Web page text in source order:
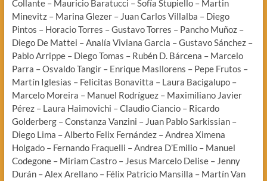
Collante – Mauricio Baratucci – Sofía Stupiello – Martin
Minevitz – Marina Glezer – Juan Carlos Villalba – Diego
Pintos – Horacio Torres – Gustavo Torres – Pancho Muñoz –
Diego De Mattei – Analía Viviana Garcia – Gustavo Sánchez –
Pablo Arrippe – Diego Tomas – Rubén D. Bárcena – Marcelo
Parra – Osvaldo Tangir – Enrique Masllorens – Pepe Frutos –
Martín Iglesias – Felicitas Bonavitta – Laura Bacigalupo –
Marcelo Moreira – Manuel Rodríguez – Maximiliano Javier
Pérez – Laura Haimovichi – Claudio Ciancio – Ricardo
Golderberg – Constanza Vanzini – Juan Pablo Sarkissian –
Diego Lima – Alberto Felix Fernández – Andrea Ximena
Holgado – Fernando Fraquelli – Andrea D’Emilio – Manuel
Codegone – Miriam Castro – Jesus Marcelo Delise – Jenny
Durán – Alex Arellano – Félix Patricio Mansilla – Martín Van